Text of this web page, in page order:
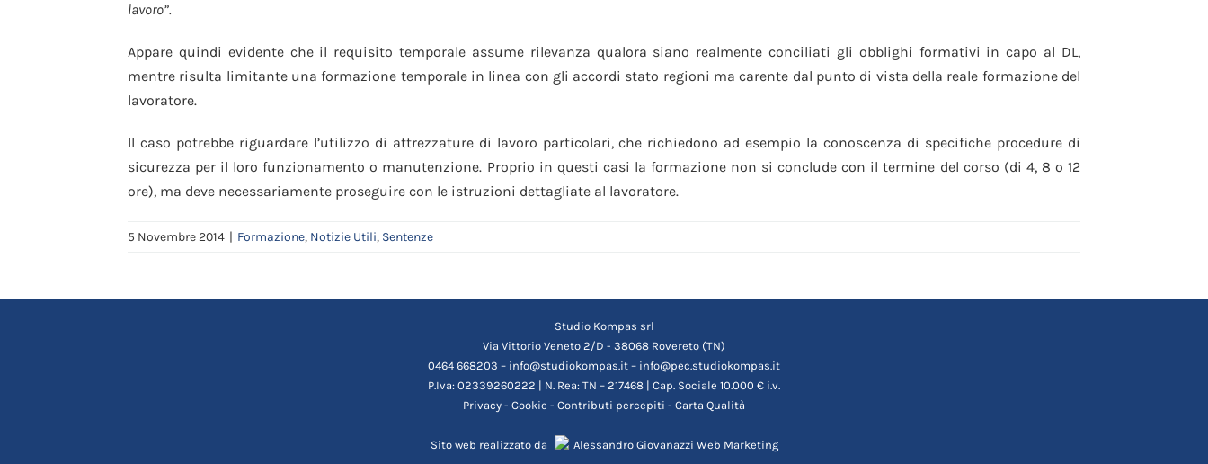
lavoro”.
Appare quindi evidente che il requisito temporale assume rilevanza qualora siano realmente conciliati gli obblighi formativi in capo al DL,
mentre risulta limitante una formazione temporale in linea con gli accordi stato regioni ma carente dal punto di vista della reale formazione del
lavoratore.
Il caso potrebbe riguardare l’utilizzo di attrezzature di lavoro particolari, che richiedono ad esempio la conoscenza di specifiche procedure di
sicurezza per il loro funzionamento o manutenzione. Proprio in questi casi la formazione non si conclude con il termine del corso (di 4, 8 o 12
ore), ma deve necessariamente proseguire con le istruzioni dettagliate al lavoratore.
5 Novembre 2014 | Formazione, Notizie Utili, Sentenze
Studio Kompas srl
Via Vittorio Veneto 2/D - 38068 Rovereto (TN)
0464 668203 – info@studiokompas.it – info@pec.studiokompas.it
P.Iva: 02339260222 | N. Rea: TN – 217468 | Cap. Sociale 10.000 € i.v.
Privacy - Cookie - Contributi percepiti - Carta Qualità
Sito web realizzato da Alessandro Giovanazzi Web Marketing